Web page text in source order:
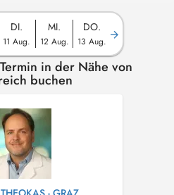
DI.
11 Aug.
MI.
12 Aug.
DO.
13 Aug.
in der Nähe von
buchen